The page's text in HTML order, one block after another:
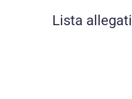
Lista allegati